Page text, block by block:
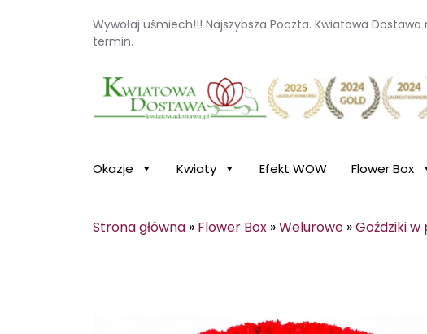
Wywołaj uśmiech!!! Najszybsza Poczta. Kwiatowa
termin.
Kwiaciarnia internetowa Kwiatowa Dostawa
Okazje Kwiaty Efekt WOW Flower Box
Strona główna » Flower Box »Welurowe »Goździki w